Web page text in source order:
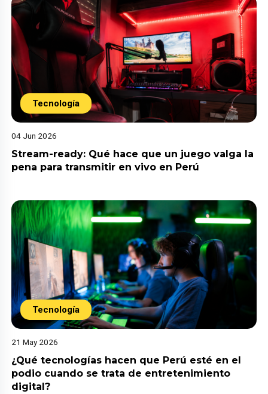
Tecnología
04 Jun 2026
Stream-ready: Qué hace que un juego valga la
pena para transmitir en vivo en Perú
Tecnología
21 May 2026
¿Qué tecnologías hacen que Perú esté en el
podio cuando se trata de entretenimiento
digital?